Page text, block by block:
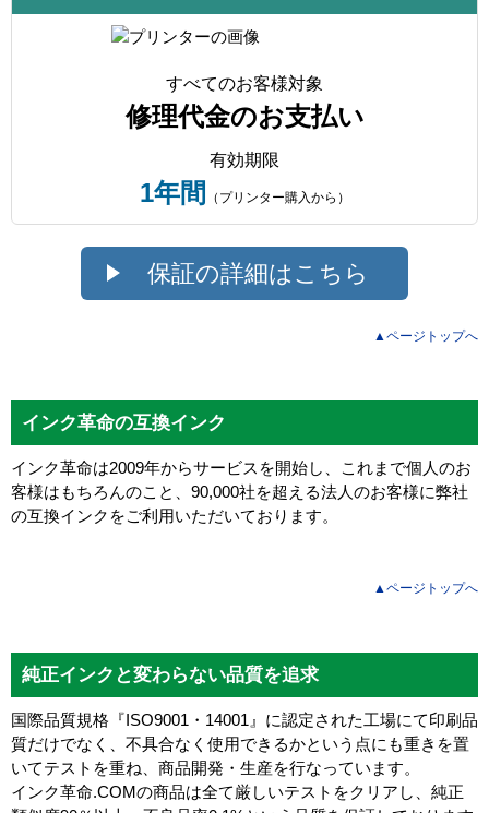
すべてのお客様対象
修理代金のお支払い
有効期限
1年間 （プリンター購入から）
保証の詳細はこちら
▲ページトップへ
インク革命の互換インク
インク革命は2009年からサービスを開始し、これまで個人のお
客様はもちろんのこと、90,000社を超える法人のお客様に弊社
の互換インクをご利用いただいております。
▲ページトップへ
純正インクと変わらない品質を追求
国際品質規格『ISO9001・14001』に認定された工場にて印刷品
質だけでなく、不具合なく使用できるかという点にも重きを置
いてテストを重ね、商品開発・生産を行なっています。
インク革命.COMの商品は全て厳しいテストをクリアし、 純正